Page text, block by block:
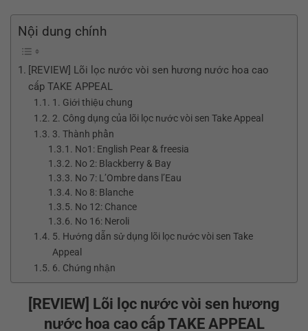
Nội dung chính
[REVIEW] Lõi lọc nước vòi sen hương nước hoa cao
cấp TAKE APPEAL
1. Giới thiệu chung
2. Công dụng của lõi lọc nước vòi sen Take Appeal
3. Thành phần
No1: English Pear & freesia
No 2: Blackberry & Bay
No 7: L’Ombre dans l’Eau
No 8: Blanche
No 12: Chance
No 16: Neroli
5. Hướng dẫn sử dụng lõi lọc nước vòi sen Take
Appeal
6. Chứng nhận
[REVIEW] Lõi lọc nước vòi sen hương
nước hoa cao cấp TAKE APPEAL